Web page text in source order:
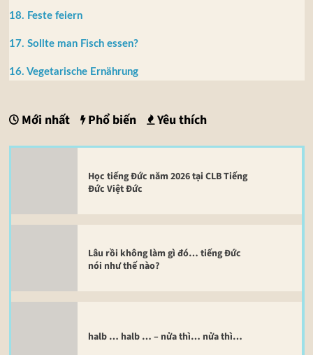
18. Feste feiern
17. Sollte man Fisch essen?
16. Vegetarische Ernährung
Mới nhất Phổ biến Yêu thích
Học tiếng Đức năm 2026 tại CLB Tiếng
Đức Việt Đức
Lâu rồi không làm gì đó… tiếng Đức
nói như thế nào?
halb … halb … – nửa thì… nửa thì…